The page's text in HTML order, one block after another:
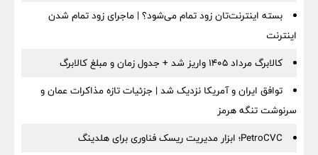
بسته اینترنت‌تان زود تمام می‌شود؟ | ماجرای زود تمام شدن
اینترنت
کالابرگ مرداد ۱۴۰۵ واریز شد + جدول زمان و مبلغ کالابرگ
توافق ایران و آمریکا نزدیک شد | جزئیات تازه مذاکرات عمان و
سرنوشت تنگه هرمز
PetroCVC؛ ابزار مدیریت ریسک فناوری برای هلدینگ